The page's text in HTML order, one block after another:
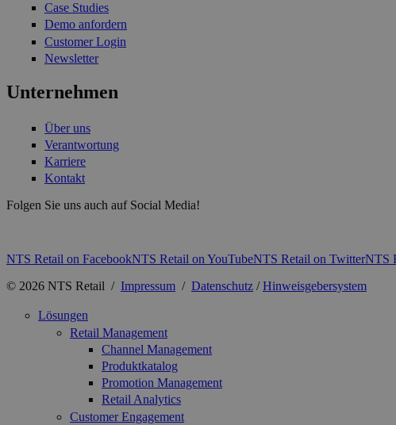
Case Studies
Demo anfordern
Customer Login
Newsletter
Unternehmen
Über uns
Verantwortung
Karriere
Kontakt
Folgen Sie uns auch auf Social Media!
NTS Retail on FacebookNTS Retail on YouTubeNTS Retail on TwitterNTS
© 2026 NTS Retail / Impressum / Datenschutz /Hinweisgebersystem
Lösungen
Retail Management
Channel Management
Produktkatalog
Promotion Management
Retail Analytics
Customer Engagement